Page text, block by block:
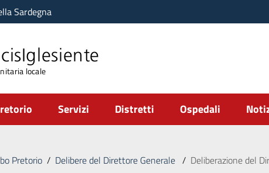
Sardegna
locale
Servizi Distretti Ospedali
Pretorio / Delibere del Direttore Generale / Deliberazione del